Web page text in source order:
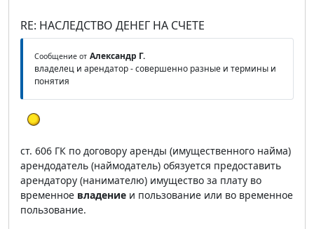
RE: НАСЛЕДСТВО ДЕНЕГ НА СЧЕТЕ
Сообщение от Александр Г.
владелец и арендатор - совершенно разные и термины и
понятия
ст. 606 ГК по договору аренды (имущественного найма)
арендодатель (наймодатель) обязуется предоставить
арендатору (нанимателю) имущество за плату во
временное владение и пользование или во временное
пользование.